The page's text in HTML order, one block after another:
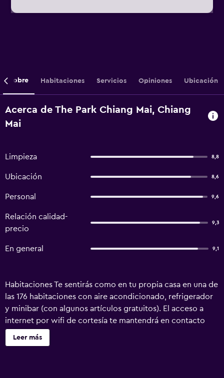
Sobre Habitaciones Servicios Opiniones Ubicación
Acerca de The Park Chiang Mai, Chiang
Mai
Limpieza 8,8
Ubicación 8,6
Personal 9,6
Relación calidad-
precio
9,3
En general 9,1
Habitaciones Te sentirás como en tu propia casa en una de
las 176 habitaciones con aire acondicionado, refrigerador
y minibar (con algunos artículos gratuitos). El acceso a
internet por wifi de cortesía te mantendrá en contacto
con los tuyos; también podrás ver tu programa favorito en
la televisión con canales vía satélite. El baño privado con
Leer más